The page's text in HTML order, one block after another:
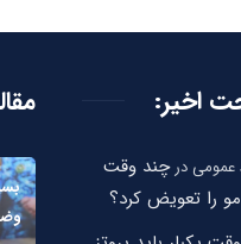
اخیر:
عمومیدرچند وقت
مو را تعویض کرد؟